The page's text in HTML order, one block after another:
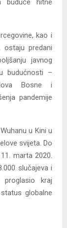
buduće hitne
kao i
ostaju predani
javnog
budućnosti –
Bosne i
pandemije
u Kini u
svijeta. Do
marta 2020.
slučajeva i
kraj
globalne